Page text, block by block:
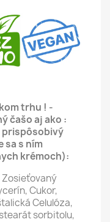
trhu ! -
čašo aj ako :
prispôsobivý
sa s ním
krémoch):
Cukor,
Celulóza,
sorbitolu,